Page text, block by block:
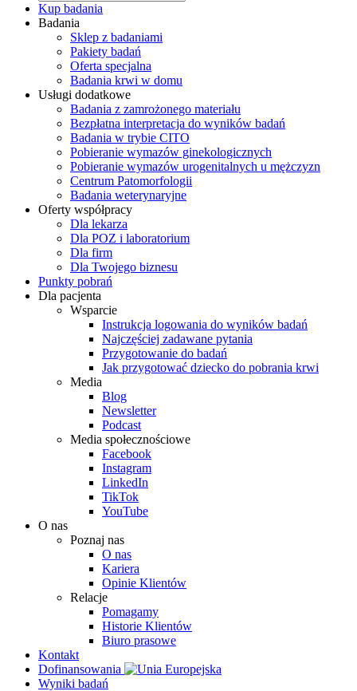
Kup badania
Badania
Sklep z badaniami
Pakiety badań
Oferta specjalna
Badania krwi w domu
Usługi dodatkowe
Badania z zamrożonego materiału
Bezpłatna interpretacja do wyników badań
Badania w trybie CITO
Pobieranie wymazów ginekologicznych
Pobieranie wymazów urogenitalnych u mężczyzn
Centrum Patomorfologii
Badania weterynaryjne
Oferty współpracy
Dla lekarza
Dla POZ i laboratorium
Dla firm
Dla Twojego biznesu
Punkty pobrań
Dla pacjenta
Wsparcie
Instrukcja logowania do wyników badań
Najczęściej zadawane pytania
Przygotowanie do badań
Jak przygotować dziecko do pobrania krwi
Media
Blog
Newsletter
Podcast
Media społecznościowe
Facebook
Instagram
LinkedIn
TikTok
YouTube
O nas
Poznaj nas
O nas
Kariera
Opinie Klientów
Relacje
Pomagamy
Historie Klientów
Biuro prasowe
Kontakt
Dofinansowania
Wyniki badań